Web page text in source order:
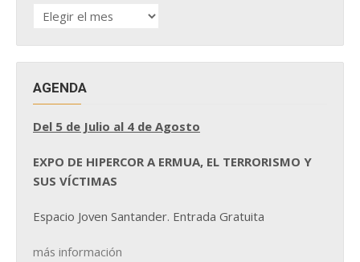
HISTÓRICO
DE
AGENDA
Del 5 de Julio al 4 de Agosto
EXPO DE HIPERCOR A ERMUA, EL TERRORISMO Y
SUS VÍCTIMAS
Espacio Joven Santander. Entrada Gratuita
más información